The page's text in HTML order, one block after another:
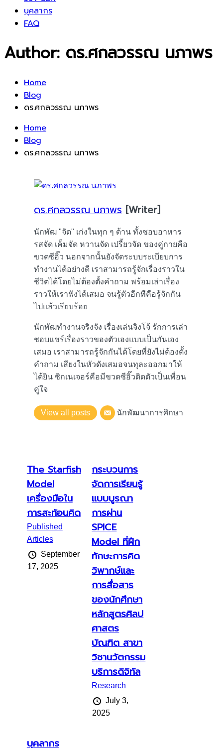
บุคลากร
FAQ
Author: ดร.ศกลวรรณ นภาพร
Home
Blog
ดร.ศกลวรรณ นภาพร
Home
Blog
ดร.ศกลวรรณ นภาพร
ดร.ศกลวรรณ นภาพร [Writer]
นักพัฒ "จัด" เก่งในทุก ๆ ด้าน ทั้งชอบอาหาร
รสจัด เค็มจัด หวานจัด เปรี้ยวจัด ของคู่กายคือ
ขวดซีอิ๊ว นอกจากนั้นยังจัดระบบระเบียบการ
ทำงานได้อย่างดี เราสามารถรู้จักเรื่องราวใน
ชีวิตได้โดยไม่ต้องตั้งคำถาม พร้อมเล่าเรื่อง
ราวให้เราฟังได้เสมอ จนรู้ตัวอีกทีคือรู้จักกัน
ไปแล้วเรียบร้อย
นักพัฒทำงานจริงจัง เรื่องเล่นจิงโจ้ รักการเล่า
ชอบแชร์เรื่องราวของตัวเองแบบเป็นกันเอง
เสมอ เราสามารถรู้จักกันได้โดยที่ยังไม่ต้องตั้ง
คำถาม เสียงในหัวดังเสมอจนทุละออกมาให้
ได้ยิน ซิกเนเจอร์คือมีขวดซีอิ๊วติดตัวเป็นเพื่อน
คู่ใจ
View all posts นักพัฒนาการศึกษา
The Starfish
Model
เครื่องมือใน
การสะท้อนคิด
Published
Articles
September
17, 2025
กระบวนการ
จัดการเรียนรู้
แบบบูรณา
การผ่าน
SPICE
Model ที่ฝึก
ทักษะการคิด
วิพากษ์และ
การสื่อสาร
ของนักศึกษา
หลักสูตรศิลป
ศาสตร
บัณฑิต สาขา
วิชานวัตกรรม
บริการดิจิทัล
Research
July 3,
2025
บุคลากร